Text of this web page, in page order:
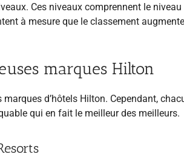
Ces niveaux comprennent le
à mesure que le classement
marques Hilton
marques d’hôtels Hilton. Cependant,
qui en fait le meilleur des meilleurs.